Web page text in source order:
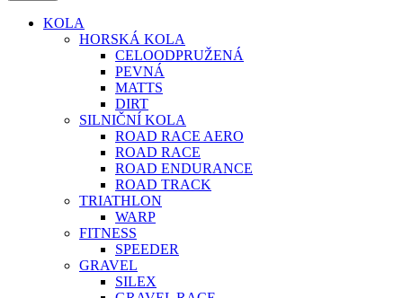
KOLA
HORSKÁ KOLA
CELOODPRUŽENÁ
PEVNÁ
MATTS
DIRT
SILNIČNÍ KOLA
ROAD RACE AERO
ROAD RACE
ROAD ENDURANCE
ROAD TRACK
TRIATHLON
WARP
FITNESS
SPEEDER
GRAVEL
SILEX